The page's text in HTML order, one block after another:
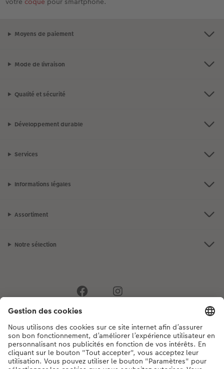
Moyens de paiement
Mode de livraison
Qualité et sécurité
Développement durable
Services
Informations légales
Assortiment
Notre sélection
Si vous avez des questions concernant nos produits ou votre commande,
n'hésitez pas à nous contacter du lundi au dimanche, de 9h00 à 20h00
(hors jours fériés), au numéro de téléphone044 499 00 12• 7j/7 • de 9h à
20h
DE| FR |IT